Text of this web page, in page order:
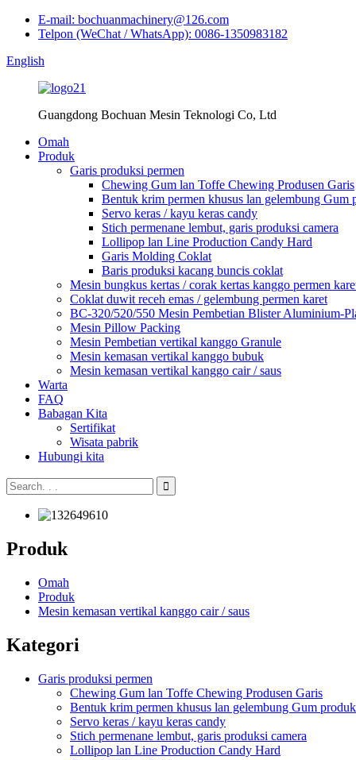
E-mail: bochuanmachinery@126.com
Telpon (WeChat / WhatsApp): 0086-1350983182
English
Guangdong Bochuan Mesin Teknologi Co, Ltd
Omah
Produk
Garis produksi permen
Chewing Gum lan Toffe Chewing Produsen Garis
Bentuk krim permen khusus lan gelembung Gum
Servo keras / kayu keras candy
Stich permenane lembut, garis produksi camera
Lollipop lan Line Production Candy Hard
Garis Molding Coklat
Baris produksi kacang buncis coklat
Mesin bungkus kertas / corak kertas kanggo permen
Coklat duwit receh emas / gelembung permen karet
BC-320/520/550 Mesin Pembetian Blister Aluminium-
Mesin Pillow Packing
Mesin Pembetian vertikal kanggo Granule
Mesin kemasan vertikal kanggo bubuk
Mesin kemasan vertikal kanggo cair / saus
Warta
FAQ
Babagan Kita
Sertifikat
Wisata pabrik
Hubungi kita
Produk
Omah
Produk
Mesin kemasan vertikal kanggo cair / saus
Kategori
Garis produksi permen
Chewing Gum lan Toffe Chewing Produsen Garis
Bentuk krim permen khusus lan gelembung Gum
Servo keras / kayu keras candy
Stich permenane lembut, garis produksi camera
Lollipop lan Line Production Candy Hard